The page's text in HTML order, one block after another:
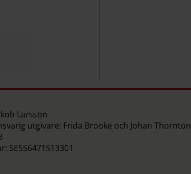
Larsson
utgivare: Frida Brooke och Johan Thornton
SE556471513301